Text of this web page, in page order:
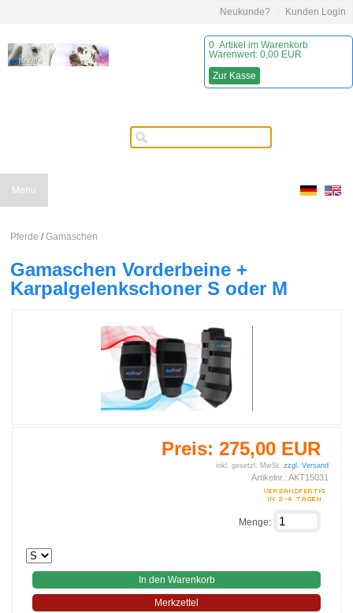
Kunden Login
Neukunde?
0 Artikel im Warenkorb
Warenwert: 0,00 EUR
Zur Kasse
Menu
Pferde /Gamaschen
Gamaschen Vorderbeine +
Karpalgelenkschoner S oder M
Preis: 275,00 EUR
inkl. gesetzl. MwSt. zzgl. Versand
Artikelnr.: AKT15031
Menge:
In den Warenkorb
Merkzettel